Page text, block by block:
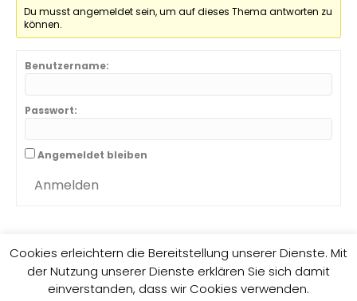
Du musst angemeldet sein, um auf dieses Thema antworten zu
können.
Benutzername:
Passwort:
Angemeldet bleiben
Anmelden
Impressum Datenschutzrichtlinie
Cookies erleichtern die Bereitstellung unserer Dienste. Mit
der Nutzung unserer Dienste erklären Sie sich damit
einverstanden, dass wir Cookies verwenden.